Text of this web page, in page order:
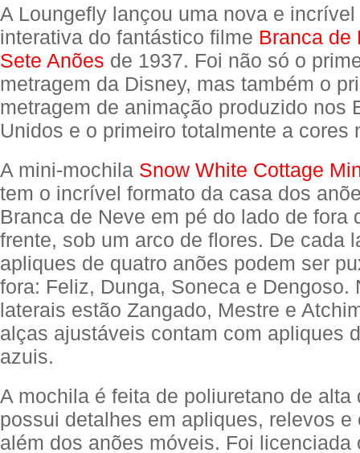
A Loungefly lançou uma nova e incrível
interativa do fantástico filme Branca de
Sete Anões de 1937. Foi não só o
metragem da Disney, mas também o
metragem de animação produzido nos
Unidos e o primeiro totalmente a cores
A mini-mochila Snow White Cottage
tem o incrível formato da casa dos
Branca de Neve em pé do lado de fora
frente, sob um arco de flores. De cada
apliques de quatro anões podem ser
fora: Feliz, Dunga, Soneca e Dengoso.
laterais estão Zangado, Mestre e
alças ajustáveis contam com apliques
azuis.
A mochila é feita de poliuretano de alta
possui detalhes em apliques, relevos e
além dos anões móveis. Foi licenciada